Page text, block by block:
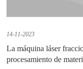
14-11-2023
La máquina láser
procesamiento de